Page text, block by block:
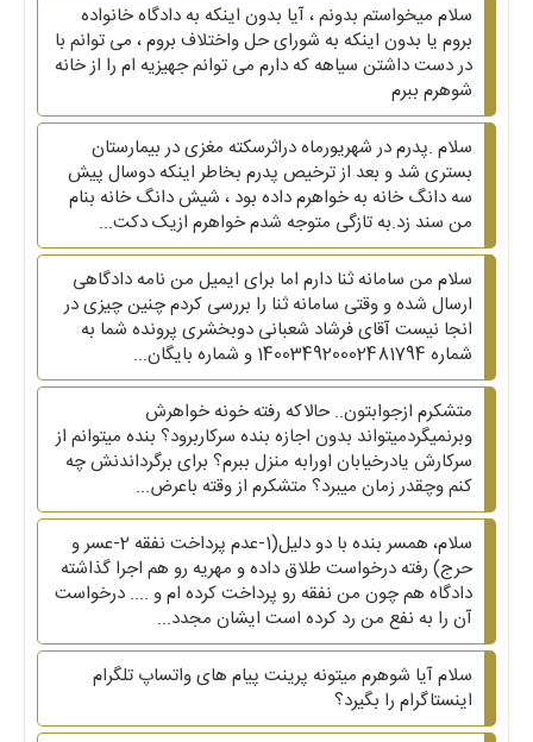
سلام میخواستم بدونم ، آیا بدون اینکه به دادگاه خانواده
بروم یا بدون اینکه به شورای حل واختلاف بروم ، می توانم با
در دست داشتن سیاهه که دارم می توانم جهیزیه ام را از خانه
شوهرم ببرم
سلام .پدرم در شهریورماه دراثرسکته مغزی در بیمارستان
بستری شد و بعد از ترخیص پدرم بخاطر اینکه دوسال پیش
سه دانگ خانه به خواهرم داده بود ، شیش دانگ خانه بنام
من سند زد.به تازگی متوجه شدم خواهرم ازیک دکت...
سلام من سامانه ثنا دارم اما برای ایمیل من نامه دادگاهی
ارسال شده و وقتی سامانه ثنا را بررسی کردم چنین چیزی در
انجا نیست آقای فرشاد شعبانی دوبخشری پرونده شما به
شماره 140034920002481794 و شماره بایگان...
متشکرم ازجوابتون.. حالاکه رفته خونه خواهرش
وبرنمیگردمیتواند بدون اجازه بنده سرکاربرود؟ بنده میتوانم از
سرکارش یادرخیابان اورابه منزل ببرم؟ برای برگرداندنش چه
کنم وچقدر زمان میبرد؟ متشکرم از وقته باعرض...
سلام، همسر بنده با دو دلیل(1-عدم پرداخت نفقه 2-عسر و
حرج) رفته درخواست طلاق داده و مهریه رو هم اجرا گذاشته
دادگاه هم چون من نفقه رو پرداخت کرده ام و .... درخواست
آن را به نفع من رد کرده است ایشان مجدد...
سلام آیا شوهرم میتونه پرینت پیام های واتساپ تلگرام
اینستاگرام را بگیرد؟